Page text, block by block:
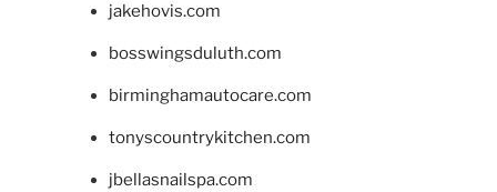
jakehovis.com
bosswingsduluth.com
birminghamautocare.com
tonyscountrykitchen.com
jbellasnailspa.com